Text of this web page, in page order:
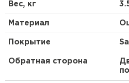
Получаются они после
их высота и форма зависят от
стройматериала.
Профлист, изготовленный по
имеет нескольких слоев:
основа из
цинковый слой;
Вес, кг
Материал
Покрытие
Обратная сторона